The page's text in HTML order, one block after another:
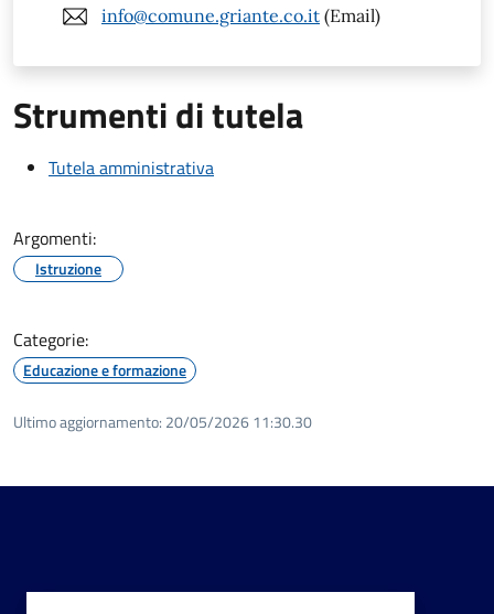
info@comune.griante.co.it (Email)
Strumenti di tutela
Tutela amministrativa
Argomenti:
Istruzione
Categorie:
Educazione e formazione
Ultimo aggiornamento: 20/05/2026 11:30.30